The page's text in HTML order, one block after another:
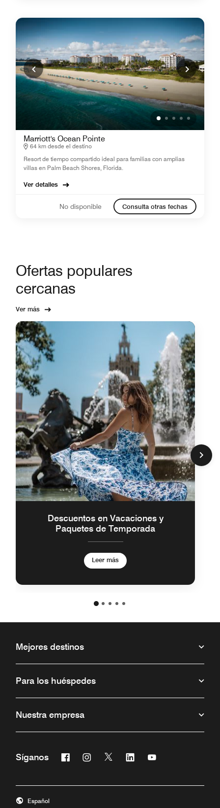
Marriott's Ocean Pointe
64 km desde el destino
Resort de tiempo compartido ideal para familias con amplias
villas en Palm Beach Shores, Florida.
Ver detalles
No disponible Consulta otras fechas
Ofertas populares
cercanas
Ver más
Descuentos en Vacaciones y
Paquetes de Temporada
Leer más
Mejores destinos
Para los huéspedes
Nuestra empresa
Síganos Facebook
Abre una ventana nueva
Instagram
Abre una ventana nueva
Twitter
Abre una ventana nueva
Linkedin
Abre una ventana nueva
Abre una ventana
Español